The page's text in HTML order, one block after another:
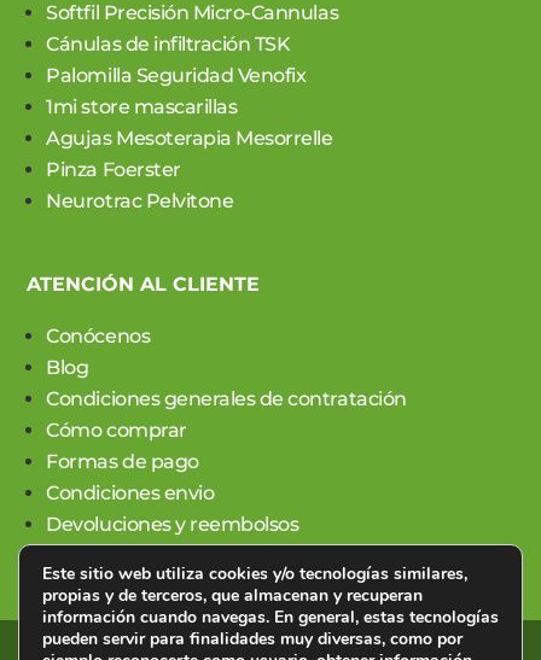
Softfil Precisión Micro-Cannulas
Cánulas de infiltración TSK
Palomilla Seguridad Venofix
1mi store mascarillas
Agujas Mesoterapia Mesorrelle
Pinza Foerster
Neurotrac Pelvitone
ATENCIÓN AL CLIENTE
Conócenos
Blog
Condiciones generales de contratación
Cómo comprar
Formas de pago
Condiciones envio
Devoluciones y reembolsos
Este sitio web utiliza cookies y/o tecnologías similares,
propias y de terceros, que almacenan y recuperan
información cuando navegas. En general, estas tecnologías
pueden servir para finalidades muy diversas, como por